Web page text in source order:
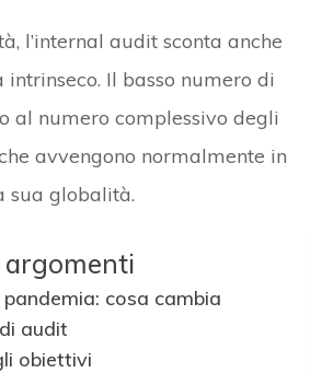
l’internal audit sconta anche
Il basso numero di
al numero complessivo degli
avvengono normalmente in
sua globalità.
argomenti
cosa cambia
audit
obiettivi